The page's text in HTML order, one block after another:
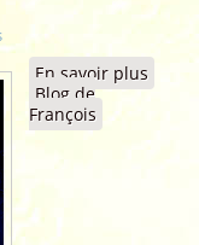
En savoir plus
Blog de
François